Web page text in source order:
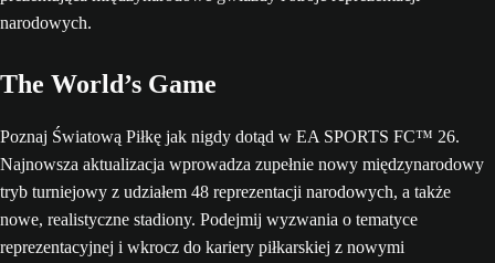
The World’s Game
Poznaj Światową Piłkę jak nigdy dotąd w EA SPORTS FC™ 26.
Najnowsza aktualizacja wprowadza zupełnie nowy międzynarodowy
tryb turniejowy z udziałem 48 reprezentacji narodowych, a także
nowe, realistyczne stadiony. Podejmij wyzwania o tematyce
reprezentacyjnej i wkrocz do kariery piłkarskiej z nowymi